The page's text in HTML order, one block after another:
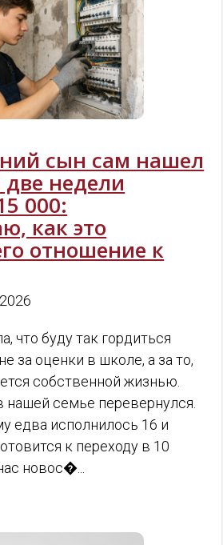
сын сам нашел
две недели
000:
как это
отношение к
что буду так гордиться
за оценки в школе, а за то,
собственной жизнью.
семье перевернулся.
едва исполнилось 16 и
к переходу в 10
новос�...